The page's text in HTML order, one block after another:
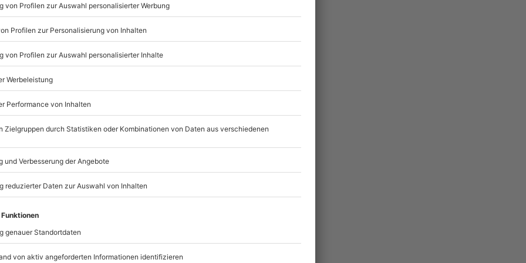
bestimmten Terminen verfügbar
Absprache mit dem
Listenansicht
© OpenStreetMaps
mydaysGmbH
81671 München
außer an bundesweiten